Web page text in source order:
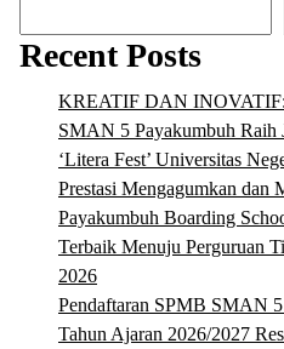
Recent Posts
KREATIF DAN INOVATIF:
SMAN 5 Payakumbuh Raih
‘Litera Fest’ Universitas
Prestasi Mengagumkan dan
Payakumbuh Boarding
Terbaik Menuju Perguruan
2026
Pendaftaran SPMB SMAN
Tahun Ajaran 2026/2027